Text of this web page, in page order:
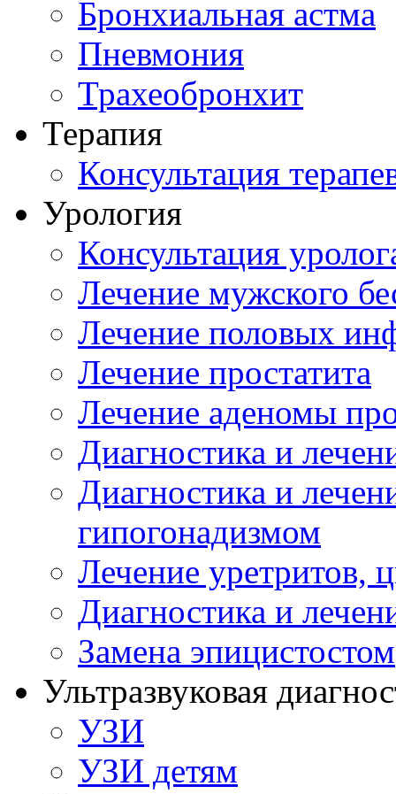
Бронхиальная астма
Пневмония
Трахеобронхит
Терапия
Консультация
Урология
Консультация
Лечение мужского
Лечение половых
Лечение простатита
Лечение аденомы
Диагностика и
Диагностика и
гипогонадизмом
Лечение уретритов,
Диагностика и
Замена эпицистостом
Ультразвуковая
УЗИ
УЗИ детям